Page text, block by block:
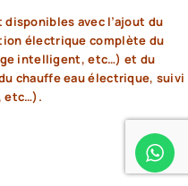
avec l’ajout du
électrique complète du
intelligent, etc…) et du
chauffe eau électrique, suivi
etc…).